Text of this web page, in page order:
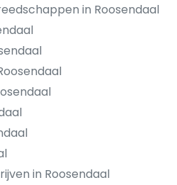
in Roosendaal
in Roosendaal